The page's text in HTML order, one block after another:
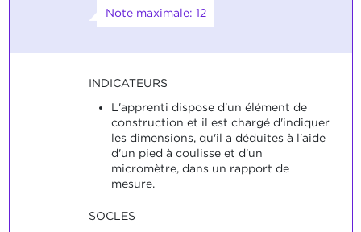
Note maximale: 12
INDICATEURS
L'apprenti dispose d'un élément de
construction et il est chargé d'indiquer
les dimensions, qu'il a déduites à l'aide
d'un pied à coulisse et d'un
micromètre, dans un rapport de
mesure.
SOCLES